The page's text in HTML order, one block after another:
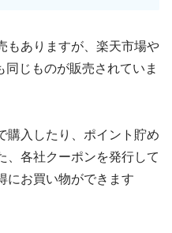
もありますが、楽天市場や
じものが販売されていま
購入したり、ポイント貯め
、各社クーポンを発行して
にお買い物ができます